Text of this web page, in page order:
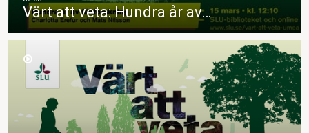
Värt att veta: Hundra år av…